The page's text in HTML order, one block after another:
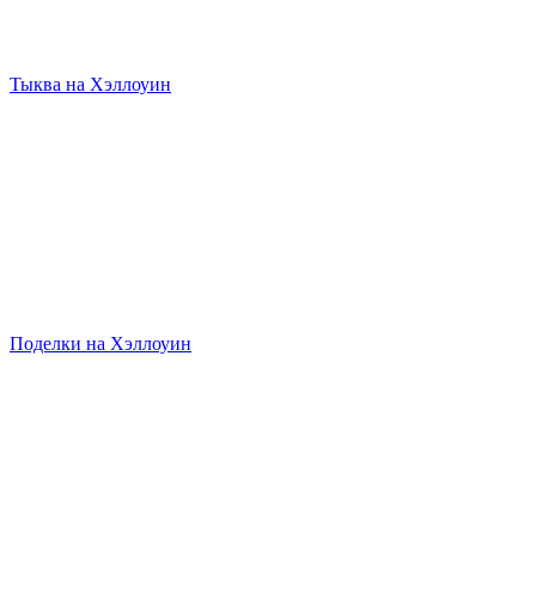
Тыква на Хэллоуин
Поделки на Хэллоуин